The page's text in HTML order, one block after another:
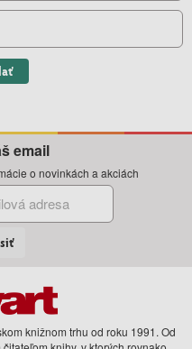
email
o novinkách a akciách
knižnom trhu od roku 1991. Od